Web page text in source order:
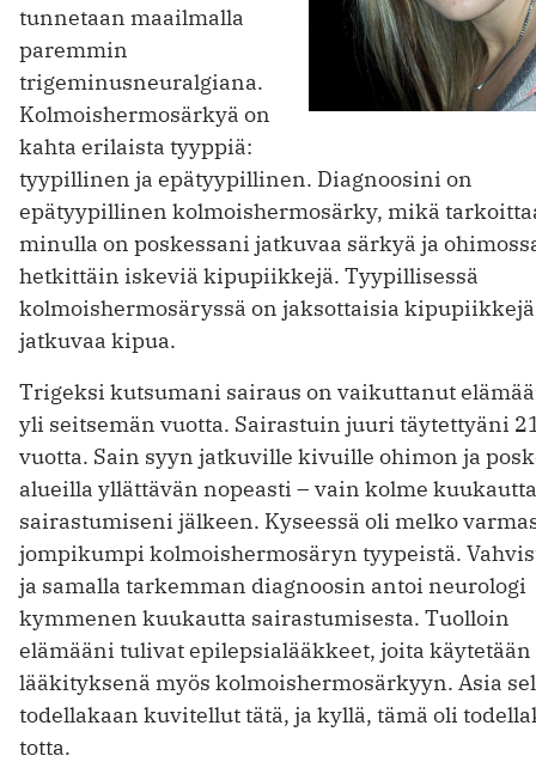
tunnetaan maailmalla
paremmin
trigeminusneuralgiana.
Kolmoishermosärkyä on
kahta erilaista tyyppiä:
tyypillinen ja epätyypillinen. Diagnoosini on
epätyypillinen kolmoishermosärky, mikä
minulla on poskessani jatkuvaa särkyä ja
hetkittäin iskeviä kipupiikkejä. Tyypillisessä
kolmoishermosäryssä on jaksottaisia
jatkuvaa kipua.
Trigeksi kutsumani sairaus on vaikuttanut
yli seitsemän vuotta. Sairastuin juuri täytettyäni
vuotta. Sain syyn jatkuville kivuille ohimon ja
alueilla yllättävän nopeasti – vain kolme kuukautta
sairastumiseni jälkeen. Kyseessä oli melko
jompikumpi kolmoishermosäryn tyypeistä.
ja samalla tarkemman diagnoosin antoi neurologi
kymmenen kuukautta sairastumisesta. Tuolloin
elämääni tulivat epilepsialääkkeet, joita käytetään
lääkityksenä myös kolmoishermosärkyyn. Asia
todellakaan kuvitellut tätä, ja kyllä, tämä oli
totta.